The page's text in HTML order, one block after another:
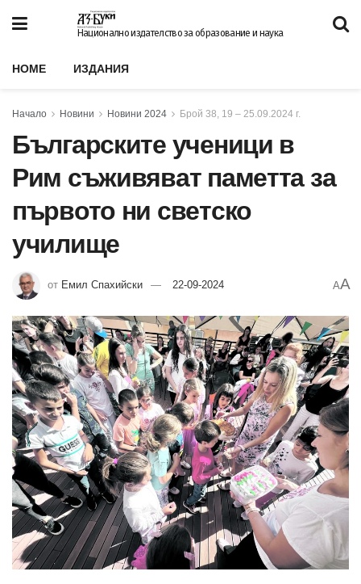
Национално издателство за образование и наука
HOME ИЗДАНИЯ
Начало Новини Новини 2024 Брой 38, 19 – 25.09.2024 г.
Българските ученици в
Рим съживяват паметта за
първото ни светско
училище
от Емил Спахийски 22-09-2024 AA